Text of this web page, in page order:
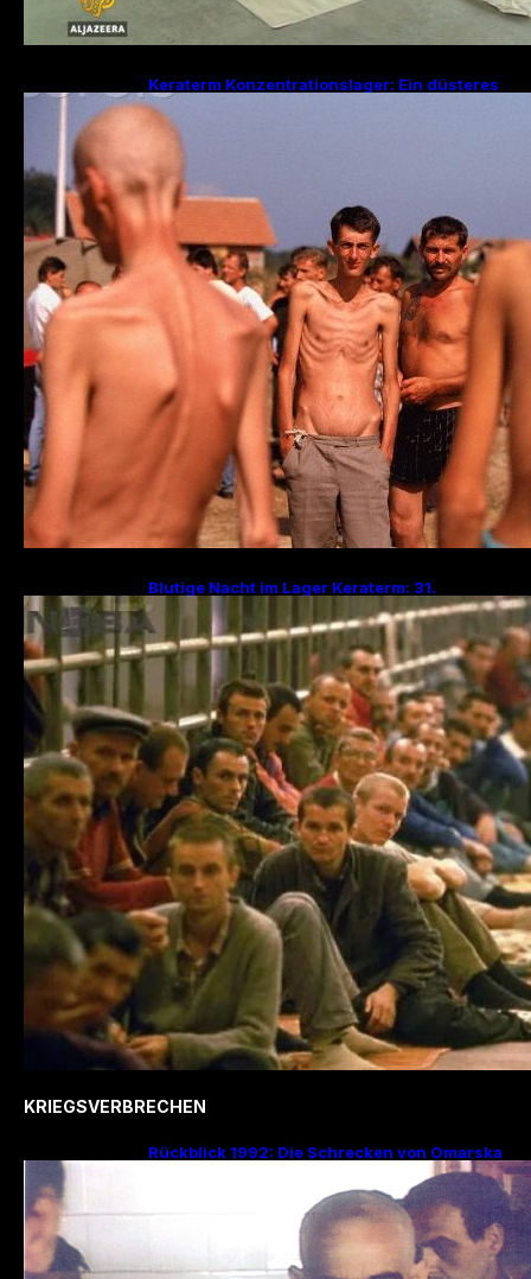
Keraterm Konzentrationslager: Ein düsteres
Kapitel des Bosnienkrieges und serbische
Kriegsverbrechen
Blutige Nacht im Lager Keraterm: 31.
Jahrestag des Massakers mit 200
Hinrichtungen!
KRIEGSVERBRECHEN
Rückblick 1992: Die Schrecken von Omarska
– Ein düsteres Kapitel im Bosnienkrieg